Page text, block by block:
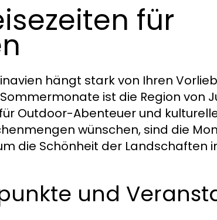
für
hängt stark von Ihren
ist die Region von
Outdoor-Abenteuer und
wünschen, sind die
die Schönheit der Landschaften
und